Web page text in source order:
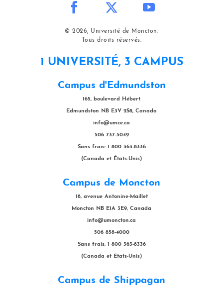
© 2026, Université de Moncton.
Tous droits réservés.
1 UNIVERSITÉ, 3 CAMPUS
Campus d'Edmundston
165, boulevard Hébert
Edmundston NB E3V 2S8, Canada
info@umce.ca
506 737-5049
Sans frais: 1 800 363-8336
(Canada et États-Unis)
Campus de Moncton
18, avenue Antonine-Maillet
Moncton NB E1A 3E9, Canada
info@umoncton.ca
506 858-4000
Sans frais: 1 800 363-8336
(Canada et États-Unis)
Campus de Shippagan